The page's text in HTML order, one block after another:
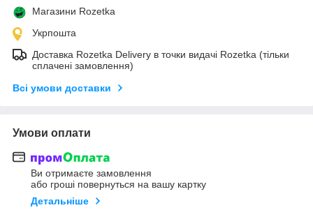
Магазини Rozetka
Укрпошта
Доставка Rozetka Delivery в точки видачі Rozetka (тільки
сплачені замовлення)
Всі умови доставки
Умови оплати
Ви отримаєте замовлення
або гроші повернуться на вашу картку
Детальніше